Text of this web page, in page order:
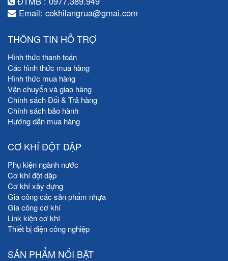
Email: cokhilangrua@gmai.com
THÔNG TIN HỖ TRỢ
Hình thức thanh toán
Các hình thức mua hàng
Hình thức mua hàng
Vận chuyển và giao hàng
Chính sách Đổi & Trả hàng
Chính sách bảo hành
Hướng dẫn mua hàng
CƠ KHÍ ĐỘT DẬP
Phụ kiện ngành nước
Cơ khí đột dập
Cơ khí xây dựng
Gia công các sản phẩm nhựa
Gia công cơ khí
Link kiện cơ khí
Thiết bị điện công nghiệp
SẢN PHẨM NỔI BẬT